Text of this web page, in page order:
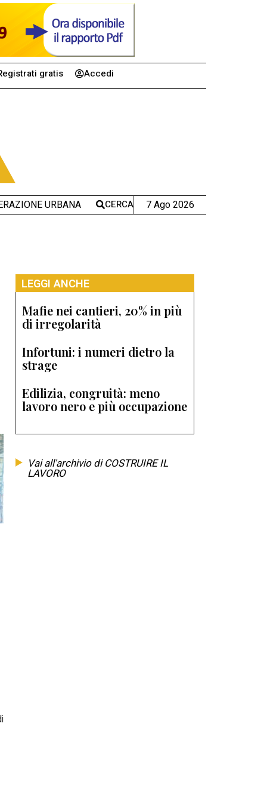
gratis Accedi
URBANA CERCA 7 Ago 2026
LEGGI ANCHE
Mafie nei cantieri, 20% in più
di irregolarità
Infortuni: i numeri dietro la
strage
Edilizia, congruità: meno
lavoro nero e più occupazione
Vai all'archivio di COSTRUIRE IL
LAVORO